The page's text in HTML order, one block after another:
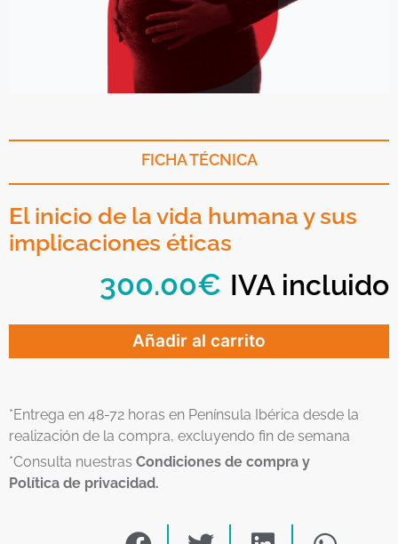
FICHA TÉCNICA
El inicio de la vida humana y sus
implicaciones éticas
300.00€ IVA incluido
Añadir al carrito
*Entrega en 48-72 horas en Península Ibérica desde la
realización de la compra, excluyendo fin de semana
*Consulta nuestras Condiciones de compra y
Política de privacidad.